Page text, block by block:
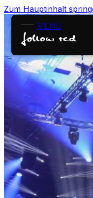
Zum Hauptinhalt
MENÜ
Startseite
Leistungen
Projekte
Über uns